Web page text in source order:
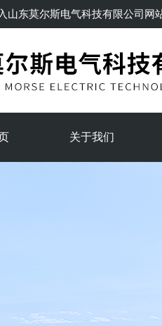
山东莫尔斯电气科技有限公司网
关于我们